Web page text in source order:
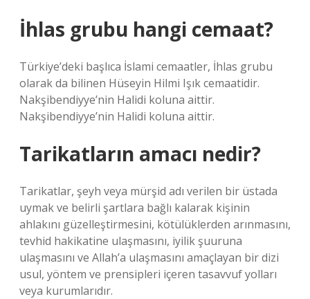
İhlas grubu hangi cemaat?
Türkiye’deki başlıca İslami cemaatler, İhlas grubu
olarak da bilinen Hüseyin Hilmi Işık cemaatidir.
Nakşibendiyye’nin Halidi koluna aittir.
Nakşibendiyye’nin Halidi koluna aittir.
Tarikatların amacı nedir?
Tarikatlar, şeyh veya mürşid adı verilen bir üstada
uymak ve belirli şartlara bağlı kalarak kişinin
ahlakını güzelleştirmesini, kötülüklerden arınmasını,
tevhid hakikatine ulaşmasını, iyilik şuuruna
ulaşmasını ve Allah’a ulaşmasını amaçlayan bir dizi
usul, yöntem ve prensipleri içeren tasavvuf yolları
veya kurumlarıdır.